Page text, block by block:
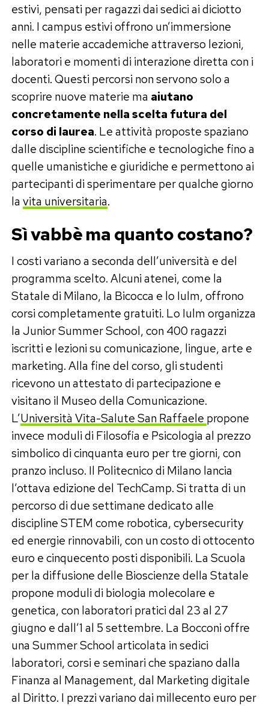
estivi, pensati per ragazzi dai sedici ai diciotto
anni. I campus estivi offrono un’immersione
nelle materie accademiche attraverso lezioni,
laboratori e momenti di interazione diretta con i
docenti. Questi percorsi non servono solo a
scoprire nuove materie ma aiutano
concretamente nella scelta futura del
corso di laurea. Le attività proposte spaziano
dalle discipline scientifiche e tecnologiche fino a
quelle umanistiche e giuridiche e permettono ai
partecipanti di sperimentare per qualche giorno
lavita universitaria.
Sì vabbè ma quanto costano?
I costi variano a seconda dell’università e del
programma scelto. Alcuni atenei, come la
Statale di Milano, la Bicocca e lo Iulm, offrono
corsi completamente gratuiti. Lo Iulm organizza
la Junior Summer School, con 400 ragazzi
iscritti e lezioni su comunicazione, lingue, arte e
marketing. Alla fine del corso, gli studenti
ricevono un attestato di partecipazione e
visitano il Museo della Comunicazione.
L’Università Vita-Salute San Raffaele propone
invece moduli di Filosofia e Psicologia al prezzo
simbolico di cinquanta euro per tre giorni, con
pranzo incluso. Il Politecnico di Milano lancia
l’ottava edizione del TechCamp. Si tratta di un
percorso di due settimane dedicato alle
discipline STEM come robotica, cybersecurity
ed energie rinnovabili, con un costo di ottocento
euro e cinquecento posti disponibili. La Scuola
per la diffusione delle Bioscienze della Statale
propone moduli di biologia molecolare e
genetica, con laboratori pratici dal 23 al 27
giugno e dall’1 al 5 settembre. La Bocconi offre
una Summer School articolata in sedici
laboratori, corsi e seminari che spaziano dalla
Finanza al Management, dal Marketing digitale
al Diritto. I prezzi variano dai millecento euro per